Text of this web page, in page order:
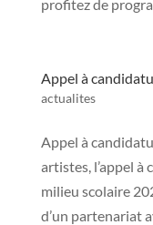
profitez de
Appel à
actualites
Appel à
artistes, l’appel à
milieu scolaire
d’un partenariat